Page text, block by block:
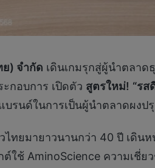
ย) จำกัด เดินเกมรุกสู่ผู้นำตลาด
กอบการ เปิดตัว สูตรใหม่! “รส
รนด์ในการเป็นผู้นำตลาดผง
ไทยมายาวนานกว่า 40 ปี เดิ
ใช้ AminoScience ความเ